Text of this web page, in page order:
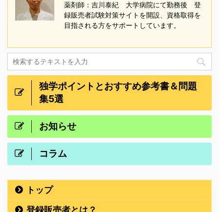
薬剤師：吉川泰紀 大学病院にて勤務後 登
録販売者試験対策サイトを開設、資格取得を
目指される方をサポートしています。
独学ポイントとおすすめ参考書＆問題
集5選
お知らせ
コラム
トップ
登録販売者とは？